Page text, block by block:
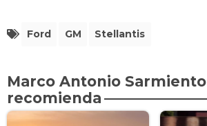
Ford GM Stellantis
Marco Antonio Sarmiento
recomienda